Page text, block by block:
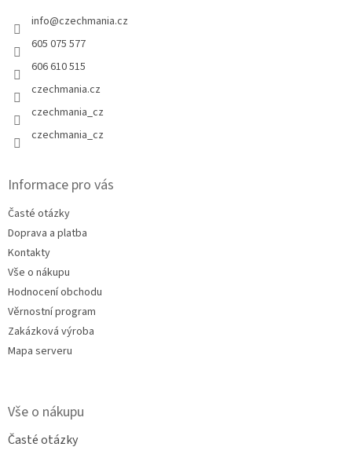
info@czechmania.cz
605 075 577
606 610 515
czechmania.cz
czechmania_cz
czechmania_cz
Informace pro vás
Časté otázky
Doprava a platba
Kontakty
Vše o nákupu
Hodnocení obchodu
Věrnostní program
Zakázková výroba
Mapa serveru
Vše o nákupu
Časté otázky